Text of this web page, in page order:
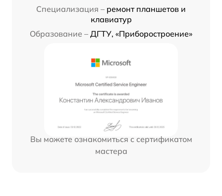
Специализация – ремонт планшетов и
клавиатур
Образование – ДГТУ, «Приборостроение»
Вы можете ознакомиться с сертификатом
мастера